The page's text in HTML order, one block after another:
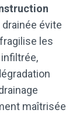
drainée évite
les
maîtrisée